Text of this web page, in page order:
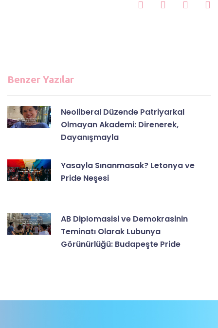
Benzer Yazılar
Neoliberal Düzende Patriyarkal
Olmayan Akademi: Direnerek,
Dayanışmayla
Yasayla Sınanmasak? Letonya ve
Pride Neşesi
AB Diplomasisi ve Demokrasinin
Teminatı Olarak Lubunya
Görünürlüğü: Budapeşte Pride